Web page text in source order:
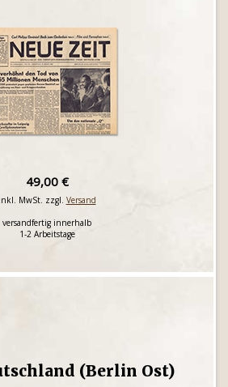
49,00 €
inkl. MwSt. zzgl. Versand
versandfertig innerhalb
1-2 Arbeitstage
(Berlin Ost)